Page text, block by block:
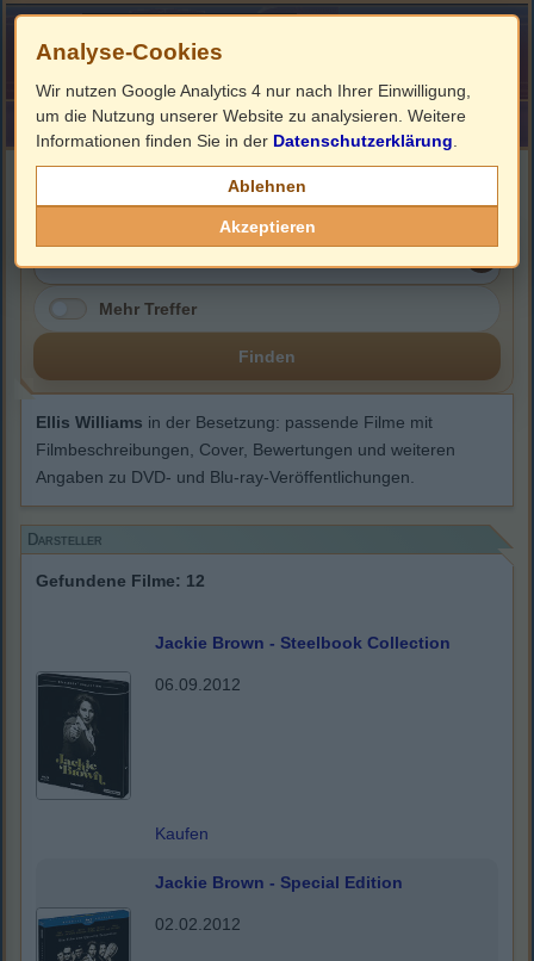
HOME ImpressumLinks
Ellis Williams
Mehr Treffer
Finden
Ellis Williams in der Besetzung: passende Filme mit
Filmbeschreibungen, Cover, Bewertungen und weiteren
Angaben zu DVD- und Blu-ray-Veröffentlichungen.
Darsteller
Gefundene Filme: 12
Jackie Brown - Steelbook Collection
06.09.2012
Kaufen
Jackie Brown - Special Edition
02.02.2012
Analyse-Cookies
Wir nutzen Google Analytics 4 nur nach Ihrer Einwilligung,
um die Nutzung unserer Website zu analysieren. Weitere
Informationen finden Sie in der Datenschutzerklärung
Ablehnen
Akzeptieren